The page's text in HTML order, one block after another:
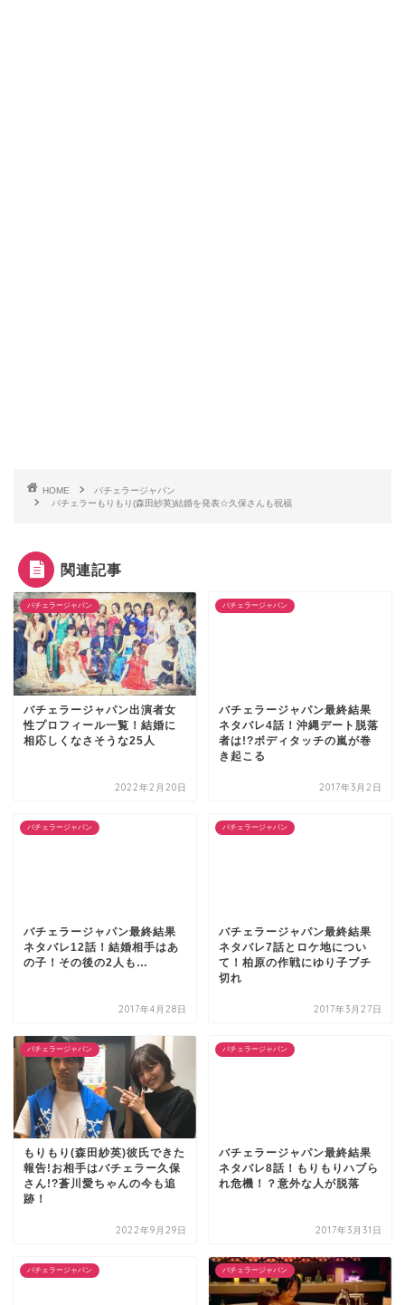
HOME
バチェラージャパン
バチェラーもりもり(森田紗英)結婚を発表☆久保さんも祝福
関連記事
バチェラージャパン
バチェラージャパン出演者女
性プロフィール一覧！結婚に
相応しくなさそうな25人
2022年2月20日
バチェラージャパン
バチェラージャパン最終結果
ネタバレ4話！沖縄デート脱落
者は!?ボディタッチの嵐が巻
き起こる
2017年3月2日
バチェラージャパン
バチェラージャパン最終結果
ネタバレ12話！結婚相手はあ
の子！その後の2人も…
2017年4月28日
バチェラージャパン
バチェラージャパン最終結果
ネタバレ7話とロケ地につい
て！柏原の作戦にゆり子ブチ
切れ
2017年3月27日
バチェラージャパン
もりもり(森田紗英)彼氏できた
報告!お相手はバチェラー久保
さん!?蒼川愛ちゃんの今も追
跡！
2022年9月29日
バチェラージャパン
バチェラージャパン最終結果
ネタバレ8話！もりもりハブら
れ危機！？意外な人が脱落
2017年3月31日
バチェラージャパン バチェラージャパン